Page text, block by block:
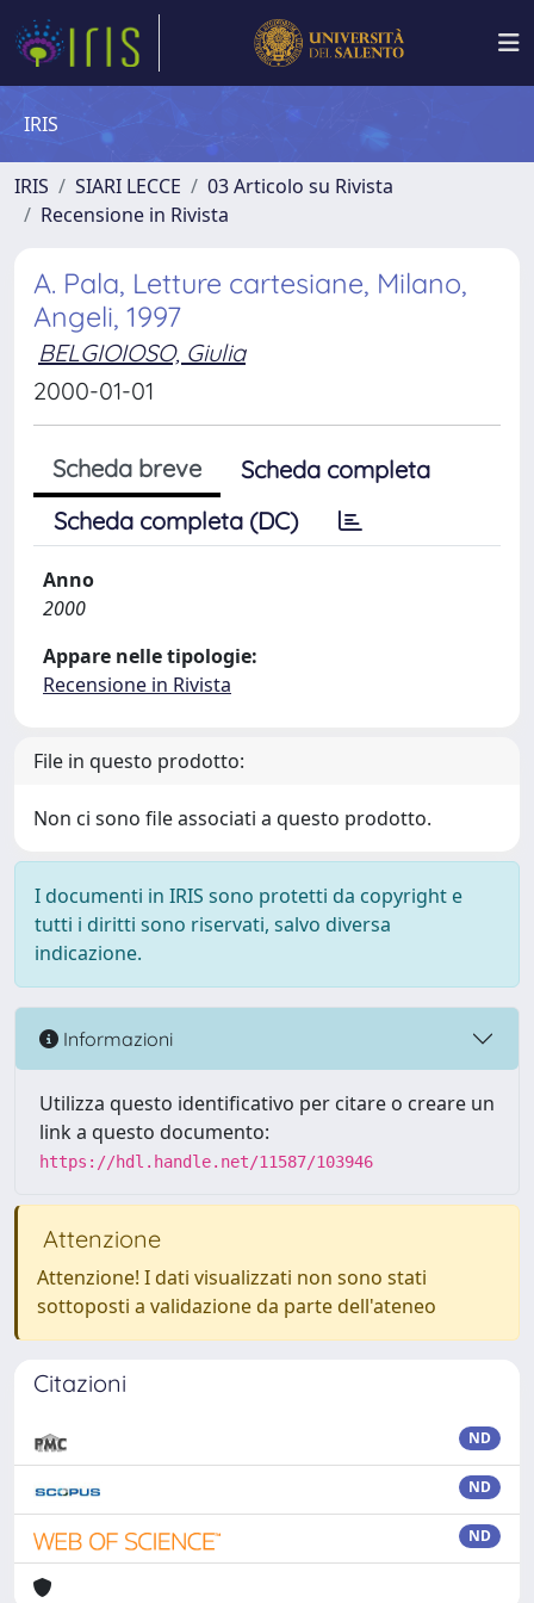
IRIS
IRIS SIARI LECCE
03 Articolo su Rivista
Recensione in Rivista
A. Pala, Letture cartesiane, Milano,
Angeli, 1997
BELGIOIOSO, Giulia
2000-01-01
Scheda breve
Scheda completa
Scheda completa (DC)
Anno
2000
Appare nelle tipologie:
Recensione in Rivista
File in questo prodotto:
Non ci sono file associati a questo prodotto.
I documenti in IRIS sono protetti da copyright e
tutti i diritti sono riservati, salvo diversa
indicazione.
Informazioni
Utilizza questo identificativo per citare o creare un
link a questo documento:
https://hdl.handle.net/11587/103946
Attenzione
Attenzione! I dati visualizzati non sono stati
sottoposti a validazione da parte dell'ateneo
Citazioni
ND
ND
ND